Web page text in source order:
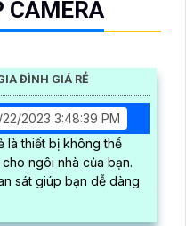
CAMERA
ĐÌNH GIÁ RẺ
2023 3:48:39 PM
là thiết bị không thể
ngôi nhà của bạn.
sát giúp bạn dễ dàng